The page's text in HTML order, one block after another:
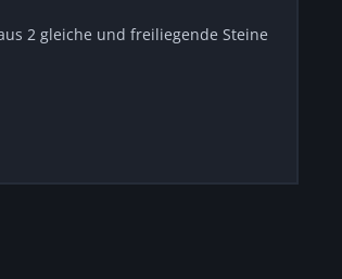
2 gleiche und freiliegende Steine